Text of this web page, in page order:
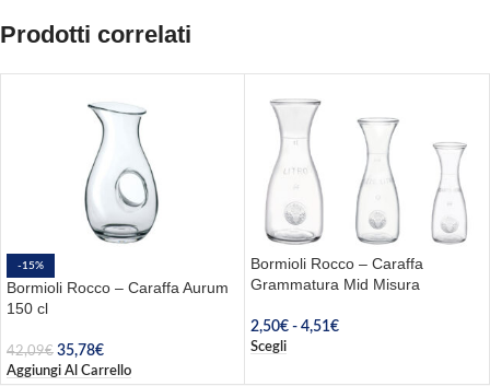
Prodotti correlati
-15%
Bormioli Rocco – Caraffa Aurum
150 cl
42,09€ 35,78€
Aggiungi Al Carrello
Bormioli Rocco – Caraffa
Grammatura Mid Misura
2,50€ - 4,51€
Scegli